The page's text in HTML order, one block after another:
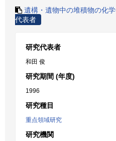
遺構・遺物中の堆積物の化
代表者
研究代表者
和田 俊
研究期間 (年度)
1996
研究種目
重点領域研究
研究機関